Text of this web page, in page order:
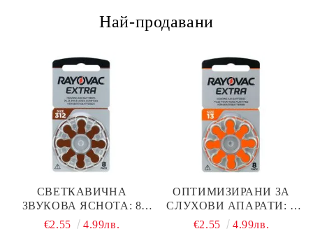
Най-продавани
СВЕТКАВИЧНА
ЗВУКОВА ЯСНОТА: 8
БРОЯ RAYOVAC EXTRA
€2.55 4.99лв.
ОПТИМИЗИРАНИ ЗА
СЛУХОВИ АПАРАТИ: 8
БРОЯ RAYOVAC EXTRA
€2.55 4.99лв.